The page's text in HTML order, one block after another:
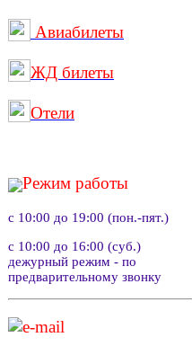
Авиабилеты
ЖД билеты
Отели
Режим работы
с 10:00 до 19:00 (пон.-пят.)
с 10:00 до 16:00 (суб.)
дежурный режим - по
предварительному звонку
e-mail